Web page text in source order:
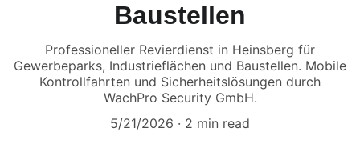
Baustellen
Professioneller Revierdienst in Heinsberg für
Gewerbeparks, Industrieflächen und Baustellen. Mobile
Kontrollfahrten und Sicherheitslösungen durch
WachPro Security GmbH.
5/21/2026
2 min read